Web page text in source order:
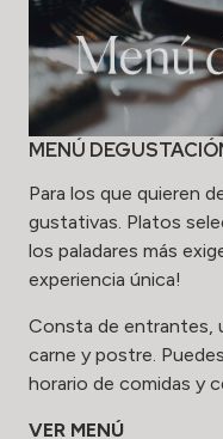
MENÚ
Para los que quieren
gustativas. Platos
los paladares más
experiencia única!
Consta de entrantes,
carne y postre.
horario de comidas y
VER MENÚ